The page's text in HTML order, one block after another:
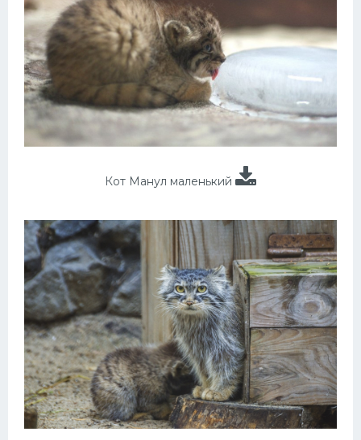
Кот Манул маленький